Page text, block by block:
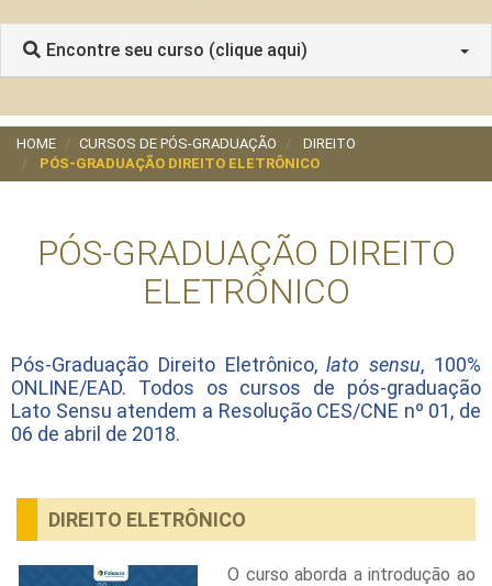
Encontre seu curso (clique aqui)
HOME CURSOS DE PÓS-GRADUAÇÃO
DIREITO
PÓS-GRADUAÇÃO DIREITO ELETRÔNICO
PÓS-GRADUAÇÃO DIREITO
ELETRÔNICO
Pós-Graduação Direito Eletrônico,lato sensu, 100%
ONLINE/EAD. Todos os cursos de pós-graduação
Lato Sensu atendem a Resolução CES/CNE nº 01, de
06 de abril de 2018.
DIREITO ELETRÔNICO
O curso aborda a introdução ao